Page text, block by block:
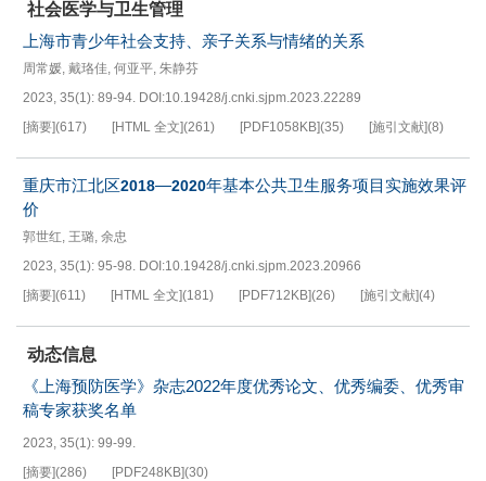
社会医学与卫生管理
上海市青少年社会支持、亲子关系与情绪的关系
周常媛, 戴珞佳, 何亚平, 朱静芬
2023, 35(1): 89-94. DOI:10.19428/j.cnki.sjpm.2023.22289
[摘要](617) [HTML 全文](261) [PDF1058KB](35) [施引文献](8)
重庆市江北区2018—2020年基本公共卫生服务项目实施效果评
价
郭世红, 王璐, 余忠
2023, 35(1): 95-98. DOI:10.19428/j.cnki.sjpm.2023.20966
[摘要](611) [HTML 全文](181) [PDF712KB](26) [施引文献](4)
动态信息
《上海预防医学》杂志2022年度优秀论文、优秀编委、优秀审
稿专家获奖名单
2023, 35(1): 99-99.
[摘要](286) [PDF248KB](30)